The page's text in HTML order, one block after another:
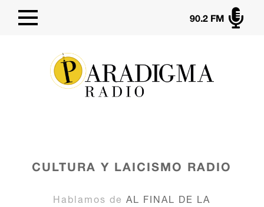

90.2 FM
CULTURA Y LAICISMO RADIO
Hablamos deAL FINAL DE LA